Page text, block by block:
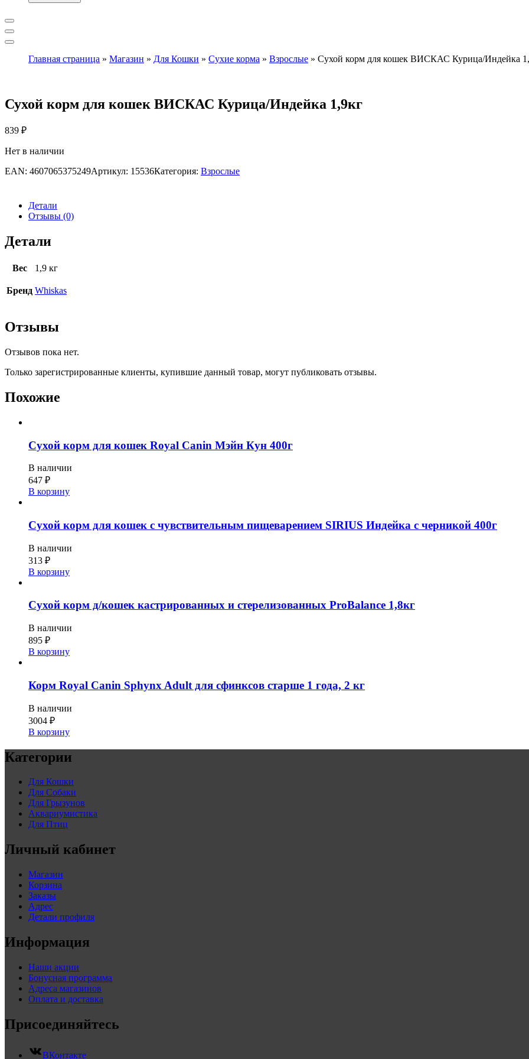
Главная страница » Магазин » Для Кошки » Сухие корма » Взрослые » Сухой корм для кошек ВИСКАС Курица/Индейка
Сухой корм для кошек ВИСКАС Курица/Индейка 1,9кг
839 ₽
Нет в наличии
EAN: 4607065375249Артикул: 15536Категория: Взрослые
Детали
Отзывы (0)
Детали
Вес 1,9 кг
Бренд Whiskas
Отзывы
Отзывов пока нет.
Только зарегистрированные клиенты, купившие данный товар, могут публиковать отзывы.
Похожие
Сухой корм для кошек Royal Canin Мэйн Кун 400г
В наличии
647 ₽
В корзину
Сухой корм для кошек с чувствительным пищеварением SIRIUS Индейка с черникой 400г
В наличии
313 ₽
В корзину
Сухой корм д/кошек кастрированных и стерелизованных ProBalance 1,8кг
В наличии
895 ₽
В корзину
Корм Royal Canin Sphynx Adult для сфинксов старше 1 года, 2 кг
В наличии
3004 ₽
В корзину
Категории
Для Кошки
Для Собаки
Для Грызунов
Аквариумистика
Для Птиц
Личный кабинет
Магазин
Корзина
Заказы
Адрес
Детали профиля
Информация
Наши акции
Бонусная программа
Адреса магазинов
Оплата и доставка
Присоединяйтесь
ВКонтакте